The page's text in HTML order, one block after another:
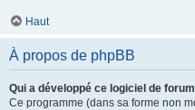
Haut
À propos de phpBB
Qui a développé ce logiciel de
Ce programme (dans sa forme non